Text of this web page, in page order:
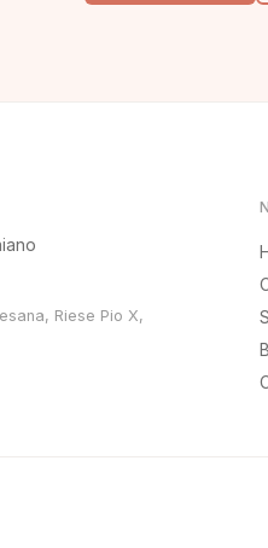
Riese Pio X,